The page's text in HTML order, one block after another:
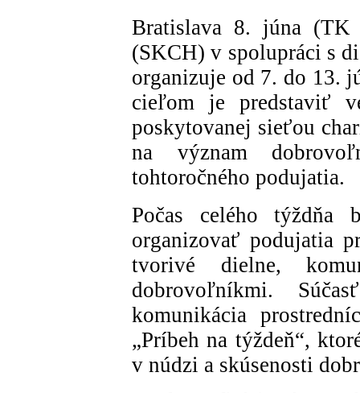
Bratislava 8. júna (TK
(SKCH) v spolupráci s
organizuje od 7. do 13.
cieľom je predstaviť
poskytovanej sieťou
na význam
tohtoročného podujatia.
Počas celého týždňa
organizovať podujatia
tvorivé dielne,
dobrovoľníkmi.
komunikácia
„Príbeh na týždeň“,
v núdzi a skúsenosti